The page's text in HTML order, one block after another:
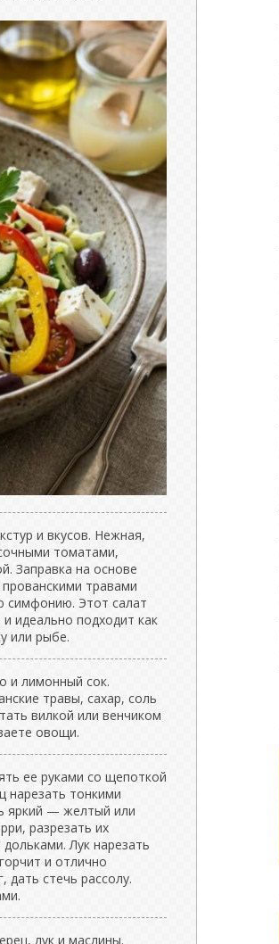
и вкусов. Нежная,
томатами,
Заправка на основе
травами
симфонию. Этот салат
идеально подходит как
или рыбе.
и лимонный сок.
травы, сахар, соль
вилкой или венчиком
овощи.
ее руками со щепоткой
нарезать тонкими
яркий — желтый или
разрезать их
Лук нарезать
и отлично
стечь рассолу.
лук и маслины.